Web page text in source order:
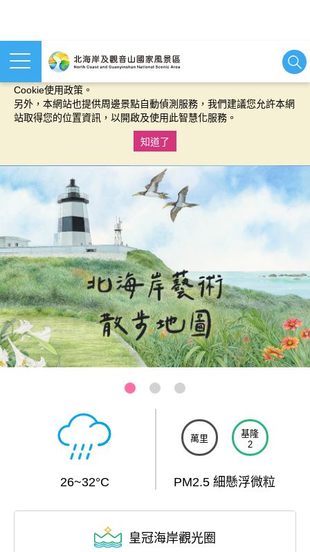
本網站使用cookies等相關技術以持續優化網站服務，並有助於為
您提供更佳的體驗，當您繼續使用本網站即表示您同意我們的
Cookie使用政策。
另外，本網站也提供周邊景點自動偵測服務，我們建議您允許本網
站取得您的位置資訊，以開啟及使用此智慧化服務。
知道了
基隆-和平島公園
26~32°C
萬里
基隆
2
PM2.5 細懸浮微粒
皇冠海岸觀光圈